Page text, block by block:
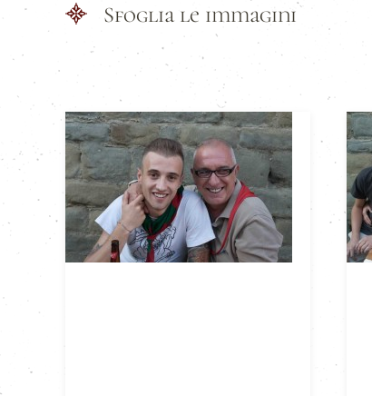
Sfoglia le immagini